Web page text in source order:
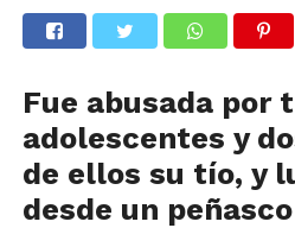
Fue abusada por
adolescentes y
de ellos su tío, y
desde un